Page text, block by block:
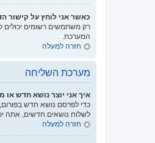
כאשר אני לוחץ על
רק משתמשים רשומים יכולים
המערכת.
חזרה למעלה
מערכת השליחה
איך אני יוצר נושא חדש
כדי לפרסם נושא חדש
לשלוח נושאים חדשים, אתה
חזרה למעלה